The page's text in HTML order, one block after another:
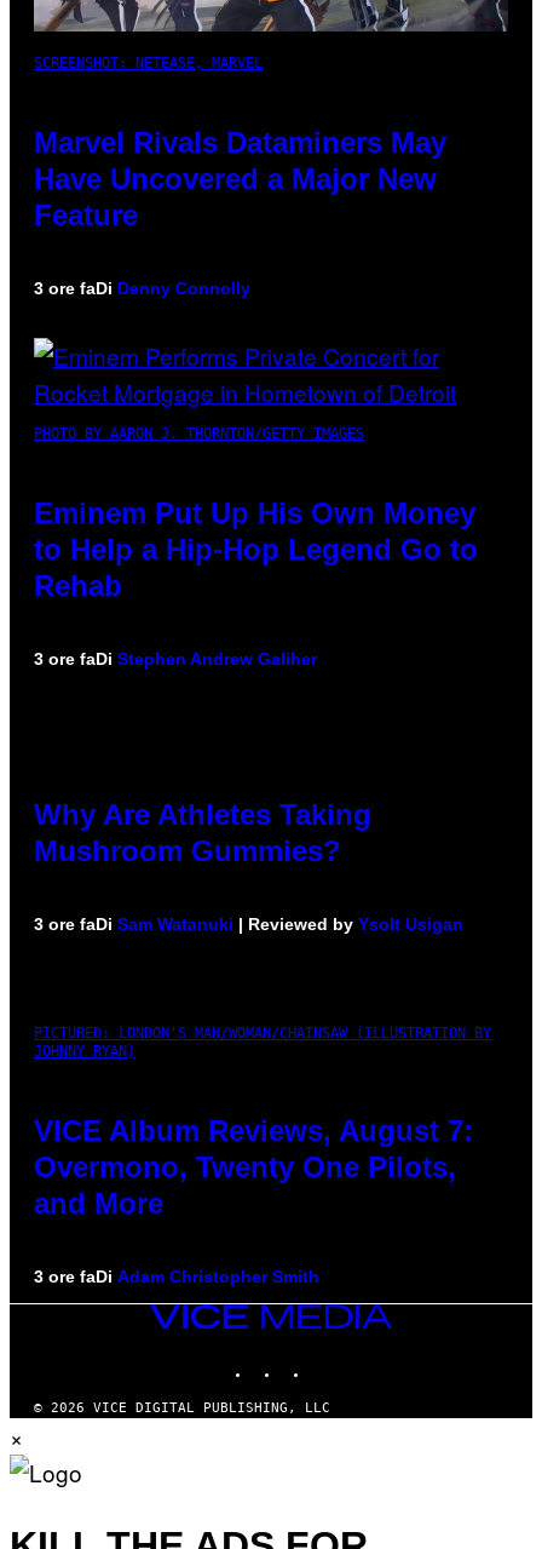
SCREENSHOT: NETEASE, MARVEL
Marvel Rivals Dataminers May
Have Uncovered a Major New
Feature
3 ore faDi Denny Connolly
PHOTO BY AARON J. THORNTON/GETTY IMAGES
Eminem Put Up His Own Money
to Help a Hip-Hop Legend Go to
Rehab
3 ore faDi Stephen Andrew Galiher
Why Are Athletes Taking
Mushroom Gummies?
3 ore faDi Sam Watanuki | Reviewed by Ysolt Usigan
PICTURED: LONDON'S MAN/WOMAN/CHAINSAW (ILLUSTRATION BY
JOHNNY RYAN)
VICE Album Reviews, August 7:
Overmono, Twenty One Pilots,
and More
3 ore faDi Adam Christopher Smith
VICE
MEDIA
© 2026 VICE DIGITAL PUBLISHING, LLC
×